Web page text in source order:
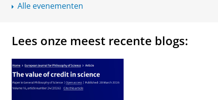
Alle evenementen
Lees onze meest recente blogs: